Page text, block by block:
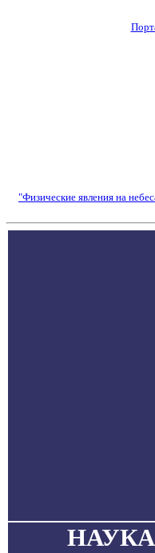
"Физические явления на
НАУКА